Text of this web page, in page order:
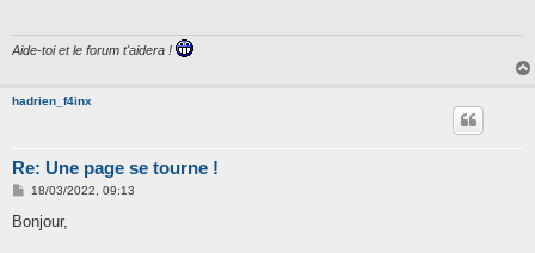
Aide-toi et le forum t'aidera !
hadrien_f4inx
Re: Une page se tourne !
M
s
18/03/2022, 09:13
Bonjour,